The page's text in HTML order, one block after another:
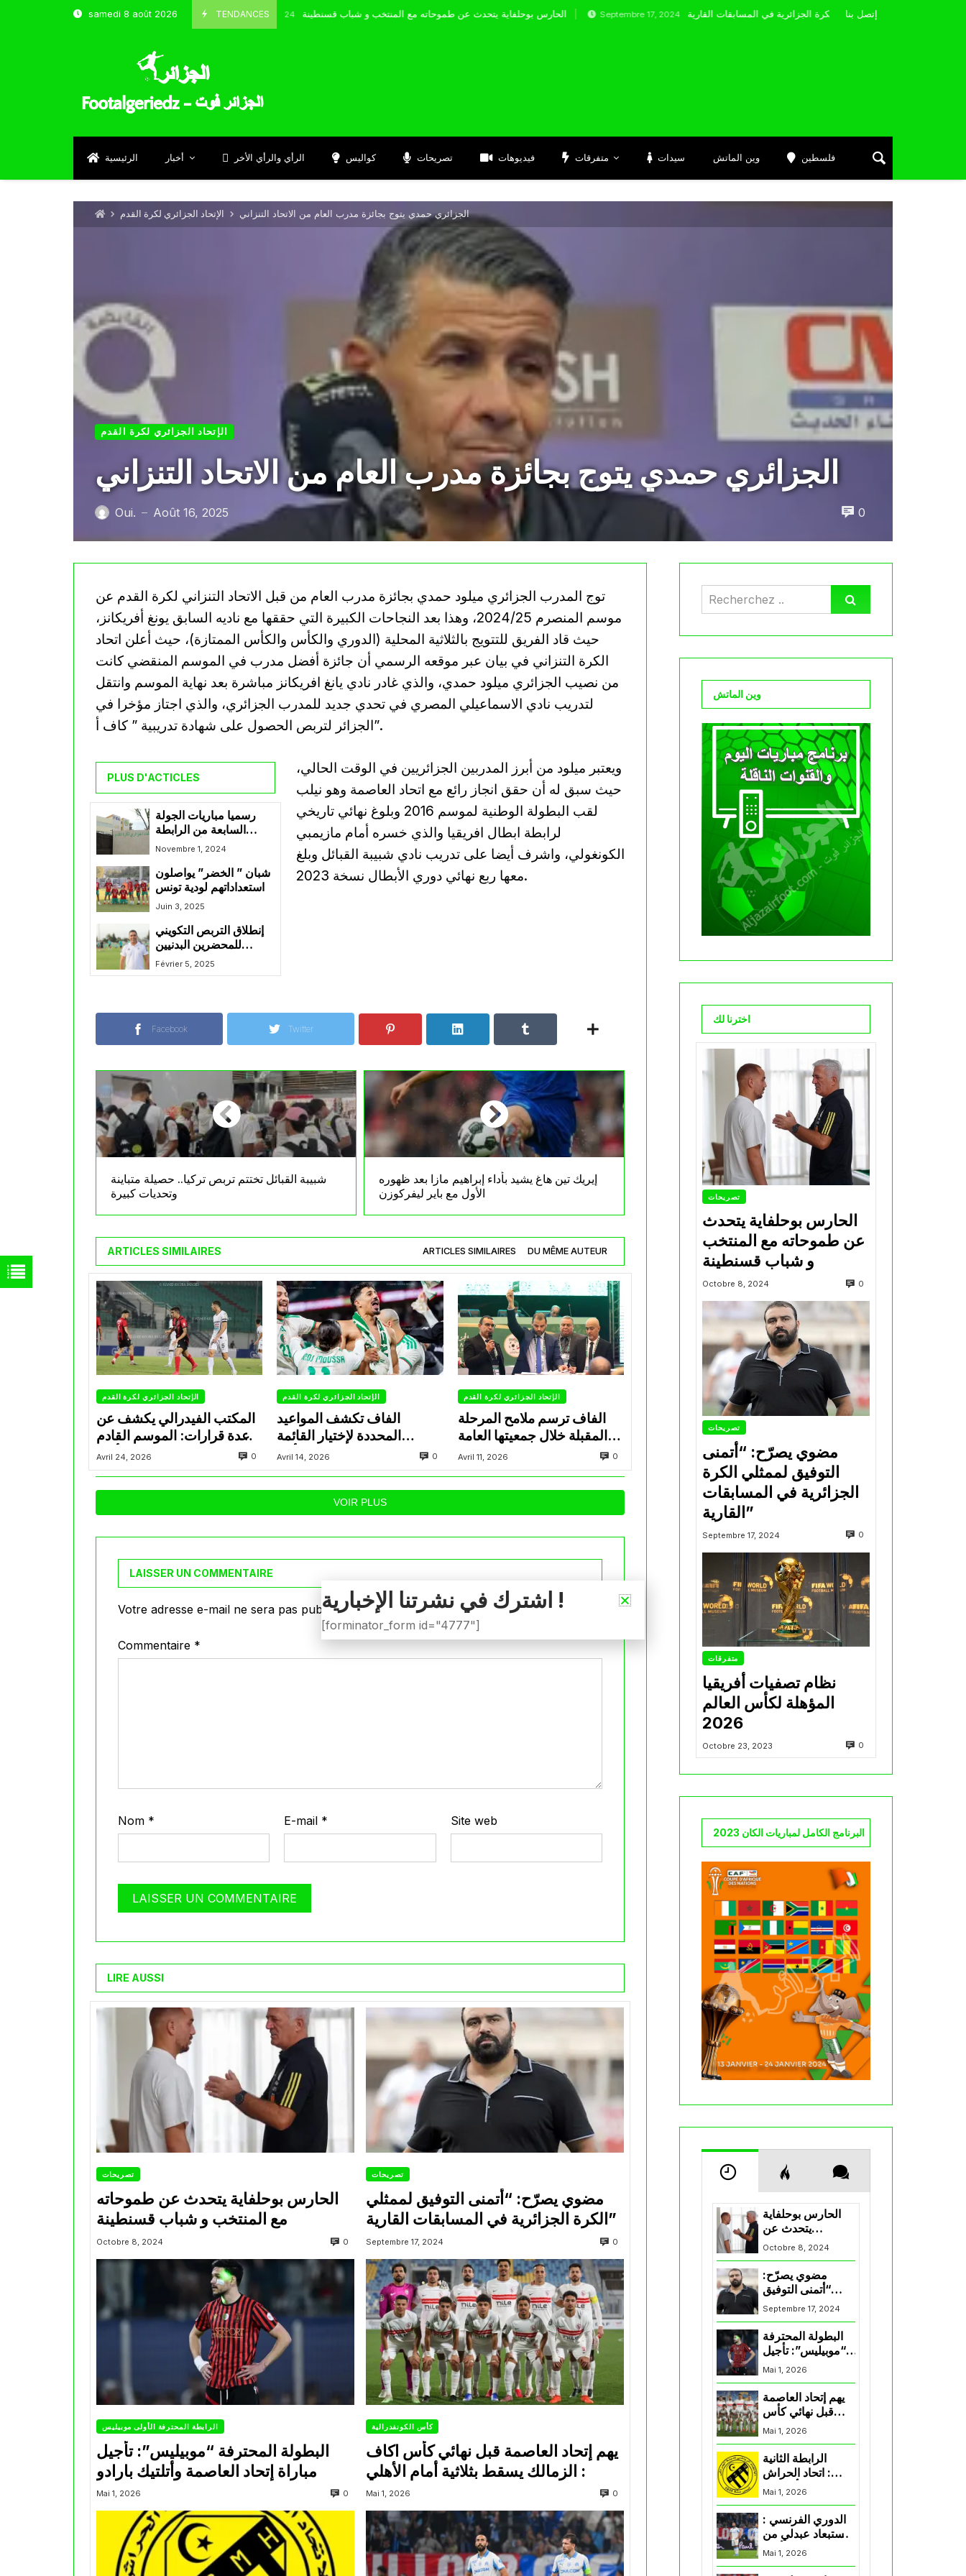
samedi 8 août 2026 TENDANCES
Octobre 8, 2024 الحارس بوحلفاية يتحدث عن طموحاته مع المنتخب و شباب قسنطينة Septembre 17, 2024 إتصل بنا
الرئيسية أخبار الرأي والرأي الأخر كواليس تصريحات فيديوهات متفرقات سيدات وين الماتش فلسطين
الإتحاد الجزائري لكرة القدم الجزائري حمدي يتوج بجائزة مدرب العام من الاتحاد التنزاني
الإتحاد الجزائري لكرة القدم
الجزائري حمدي يتوج بجائزة مدرب العام من الاتحاد التنزاني
Oui. — Août 16, 2025 0
توج المدرب الجزائري ميلود حمدي بجائزة مدرب العام من قبل الاتحاد التنزاني لكرة القدم عن
موسم المنصرم 2024/25، وهذا بعد النجاحات الكبيرة التي حققها مع ناديه السابق يونغ أفريكانز،
حيث قاد الفريق للتتويج بالثلاثية المحلية (الدوري والكأس والكأس الممتازة)، حيث أعلن اتحاد
الكرة التنزاني في بيان عبر موقعه الرسمي أن جائزة أفضل مدرب في الموسم المنقضي كانت
من نصيب الجزائري ميلود حمدي، والذي غادر نادي يانغ افريكانز مباشرة بعد نهاية الموسم وانتقل
لتدريب نادي الاسماعيلي المصري في تحدي جديد للمدرب الجزائري، والذي اجتاز مؤخرا في
الجزائر لتربص الحصول على شهادة تدريبية ” كاف أ”.
PLUS D'ACTICLES
رسميا مباريات الجولة
السابعة من الرابطة
المحترفة الأولى بدون
المساعد
Novembre 1, 2024
شبان ” الخضر” يواصلون
استعداداتهم لودية تونس
Juin 3, 2025
إنطلاق التربص التكويني
للمحضرين البدنيين
بالمركز التقني الوطني
بسيدي موسى
Février 5, 2025
ويعتبر ميلود من أبرز المدربين الجزائريين في الوقت الحالي،
حيث سبق له أن حقق انجاز رائع مع اتحاد العاصمة وهو نيلب
لقب البطولة الوطنية لموسم 2016 وبلوغ نهائي تاريخي
لرابطة ابطال افريقيا والذي خسره أمام مازيمبي
الكونغولي، واشرف أيضا على تدريب نادي شبيبة القبائل وبلغ
معها ربع نهائي دوري الأبطال نسخة 2023.
Facebook Twitter
شبيبة القبائل تختتم تربص تركيا.. حصيلة متباينة
وتحديات كبيرة
إيريك تين هاغ يشيد بأداء إبراهيم مازا بعد ظهوره
الأول مع باير ليفركوزن
ARTICLES SIMILAIRES ARTICLES SIMILAIRES DU MÊME AUTEUR
الإتحاد الجزائري لكرة القدم
المكتب الفيدرالي يكشف عن
عدة قرارات: الموسم القادم
ينطلق في 20 أوتAvril 24, 2026 0
الإتحاد الجزائري لكرة القدم
الفاف تكشف المواعيد
المحددة لإختيار القائمة
المستدعاة للمشاركة في كأس
العالم
Avril 14, 2026 0
الإتحاد الجزائري لكرة القدم
الفاف ترسم ملامح المرحلة
المقبلة خلال جمعيتها العامة
العادية
Avril 11, 2026 0
VOIR PLUS
LAISSER UN COMMENTAIRE
Votre adresse e-mail ne sera pas publiée. Les champs obligatoires sont indiqués avec
Commentaire *
Nom * E-mail * Site web
LIRE AUSSI
تصريحات
الحارس بوحلفاية يتحدث عن طموحاته
مع المنتخب و شباب قسنطينة
Octobre 8, 2024 0
تصريحات
مضوي يصرّح: “أتمنى التوفيق لممثلي
الكرة الجزائرية في المسابقات القارية”
Septembre 17, 2024 0
الرابطة المحترفة الأولى موبيليس
البطولة المحترفة “موبيليس”: تأجيل
مباراة إتحاد العاصمة وأتلتيك بارادو
Mai 1, 2026 0
كأس الكونفدرالية
يهم إتحاد العاصمة قبل نهائي كأس اكاف
Mai 1, 2026 0
وين الماتش
اخترنا لك
تصريحات
الحارس بوحلفاية يتحدث
عن طموحاته مع المنتخب
و شباب قسنطينة
Octobre 8, 2024 0
تصريحات
مضوي يصرّح: “أتمنى
التوفيق لممثلي الكرة
الجزائرية في المسابقات
القارية”
Septembre 17, 2024 0
متفرقات
نظام تصفيات أفريقيا
المؤهلة لكأس العالم
2026
Octobre 23, 2023 0
البرنامج الكامل لمباريات الكان 2023
الحارس بوحلفاية
يتحدث عن
طموحاته مع
المنتخب و شباب
قسنطينة
Octobre 8, 2024
مضوي يصرّح:
“أتمنى التوفيق
لممثلي الكرة
الجزائرية في
Septembre 17, 2024
البطولة المحترفة
“موبيليس”: تأجيل
مباراة إتحاد
العاصمة وأتلتيك
بارادو
Mai 1, 2026
يهم إتحاد العاصمة
قبل نهائي كأس
اكاف : الزمالك
يسقط بثلاثية أمام
Mai 1, 2026
الرابطة الثانية
: اتحاد الحراش
يحسم التأهل إلى
“البلاي أوف”
Mai 1, 2026
الدوري الفرنسي :
استبعاد عبدلي من
قائمة مرسيليا أمام
Mai 1, 2026
اشترك في نشرتنا الإخبارية !
[forminator_form id="4777"]